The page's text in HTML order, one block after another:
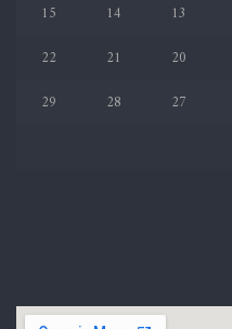
13
14
15
20
21
22
27
28
29